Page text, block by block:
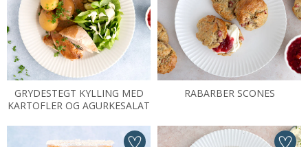
GRYDESTEGT KYLLING MED
KARTOFLER OG AGURKESALAT
RABARBER SCONES